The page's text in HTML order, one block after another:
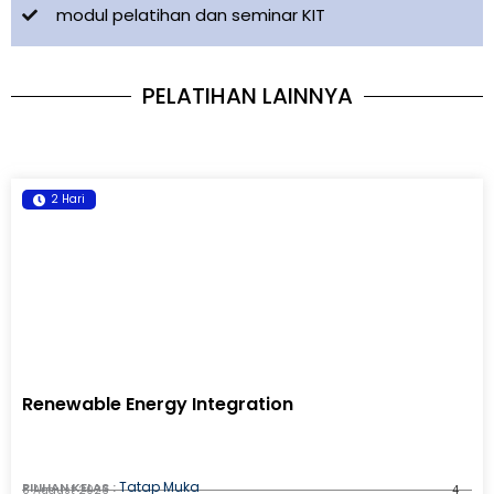
modul pelatihan dan seminar KIT
PELATIHAN LAINNYA
2 Hari
Renewable Energy Integration
PILIHAN KELAS :Tatap Muka
8 August 2026
4